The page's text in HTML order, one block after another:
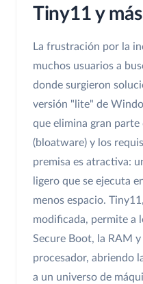
Tiny11 y
La frustración por la
muchos usuarios a
donde surgieron
versión "lite" de
que elimina gran
(bloatware) y los
premisa es atractiva:
ligero que se ejecuta
menos espacio.
modificada, permite a
Secure Boot, la RAM
procesador, abriendo
a un universo de